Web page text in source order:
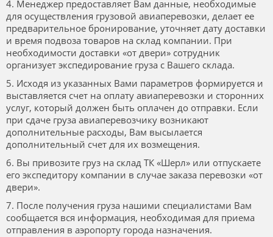
4. Менеджер предоставляет Вам данные, необходимые
для осуществления грузовой авиаперевозки, делает ее
предварительное бронирование, уточняет дату доставки
и время подвоза товаров на склад компании. При
необходимости доставки «от двери» сотрудник
организует экспедирование груза с Вашего склада.
5. Исходя из указанных Вами параметров формируется и
выставляется счет на оплату авиаперевозки и сторонних
услуг, который должен быть оплачен до отправки. Если
при сдаче груза авиаперевозчику возникают
дополнительные расходы, Вам высылается
дополнительный счет для их возмещения.
6. Вы привозите груз на склад ТК «Шерл» или отпускаете
его экспедитору компании в случае заказа перевозки «от
двери».
7. После получения груза нашими специалистами Вам
сообщается вся информация, необходимая для приема
отправления в аэропорту города назначения.